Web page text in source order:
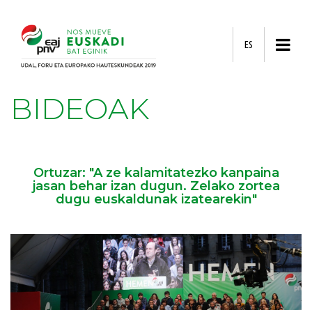
ES
BIDEOAK
Ortuzar: "A ze kalamitatezko kanpaina
jasan behar izan dugun. Zelako zortea
dugu euskaldunak izatearekin"